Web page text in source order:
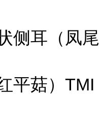
侧耳（凤尾
平菇）TMI